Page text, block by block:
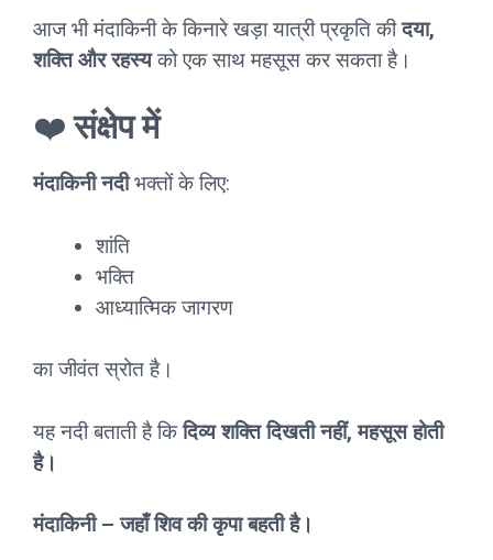
आज भी मंदाकिनी के किनारे खड़ा यात्री प्रकृति कीदया,
शक्ति और रहस्यको एक साथ महसूस कर सकता है।
❤️संक्षेप में
मंदाकिनी नदीभक्तों के लिए:
शांति
भक्ति
आध्यात्मिक जागरण
का जीवंत स्रोत है।
यह नदी बताती है किदिव्य शक्ति दिखती नहीं, महसूस होती
है।
मंदाकिनी – जहाँ शिव की कृपा बहती है।